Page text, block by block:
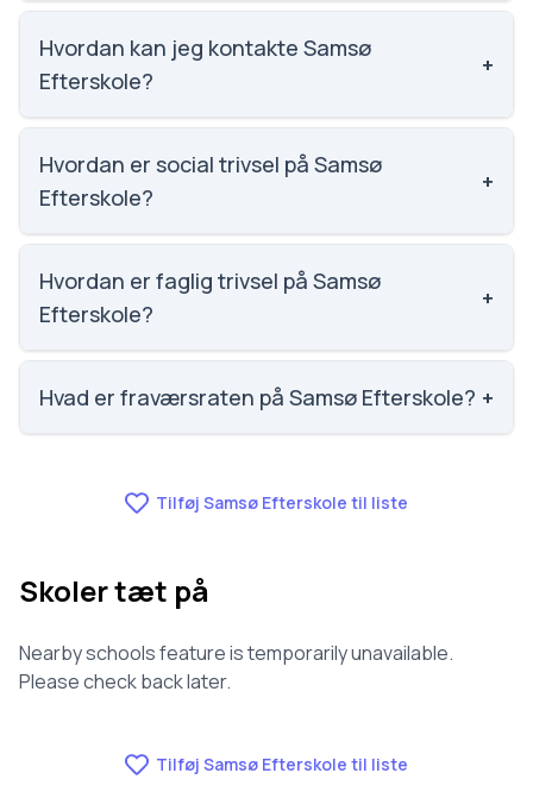
Karaktergennemsnittet på Samsø Efterskole er 6.9,
nummer 1039 ud af 3143 skoler.
Hvordan kan jeg kontakte Samsø
Efterskole?
+
Email: sikkermail@samsoefterskole.dk. Telefon:
8659 1111. Adresse: Besser Kirkevej 30, Besser.
Skoleleder: Jannick Marschall.
Hvordan er social trivsel på Samsø
Efterskole?
+
Vi har ikke data om social trivsel for Samsø
Efterskole.
Hvordan er faglig trivsel på Samsø
Efterskole?
+
Vi har ikke data om faglig trivsel for Samsø
Efterskole.
Hvad er fraværsraten på Samsø Efterskole? +
Tilføj Samsø Efterskole til liste
Skoler tæt på
Nearby schools feature is temporarily unavailable.
Please check back later.
Tilføj Samsø Efterskole til liste